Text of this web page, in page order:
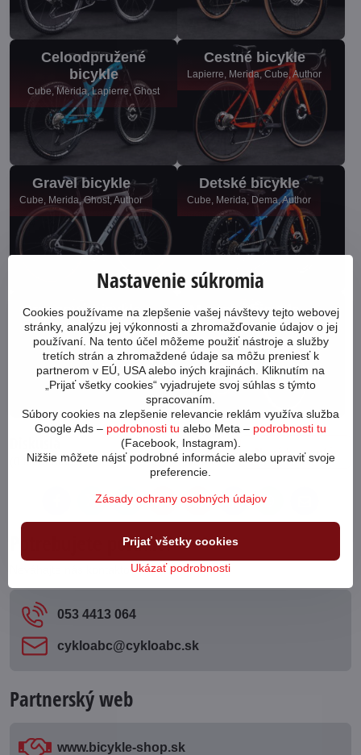
Celoodpružené
bicykle
Cube, Merida, Lapierre, Ghost
Cestné bicykle
Lapierre, Merida, Cube, Author
Gravel bicykle
Cube, Merida, Ghost, Author
Detské bicykle
Cube, Merida, Dema, Author
Crossové bicykle
Merida, Author, Cube, Dema
Mestské bicykle
Author, Dema, Leader Fox
(0 komentárov)
Nový komentár
FacebookTwitterBlueskyPinterestReddit LinkedIn
Potrebujete poradiť?
Neváhajte nás kontaktovať
053 4413 064
cykloabc​@cykloabc​.sk
Partnerský web
www​.bicykle-shop​.sk
Nastavenie súkromia
Cookies používame na zlepšenie vašej návštevy tejto webovej
stránky, analýzu jej výkonnosti a zhromažďovanie údajov o jej
používaní. Na tento účel môžeme použiť nástroje a služby
tretích strán a zhromaždené údaje sa môžu preniesť k
partnerom v EÚ, USA alebo iných krajinách. Kliknutím na
„Prijať všetky cookies“ vyjadrujete svoj súhlas s týmto
spracovaním.
Súbory cookies na zlepšenie relevancie reklám využíva služba
Google Ads – podrobnosti tu alebo Meta – podrobnosti tu
(Facebook, Instagram).
Nižšie môžete nájsť podrobné informácie alebo upraviť svoje
preferencie.
Zásady ochrany osobných údajov
Ukázať podrobnosti
Prijať všetky cookies